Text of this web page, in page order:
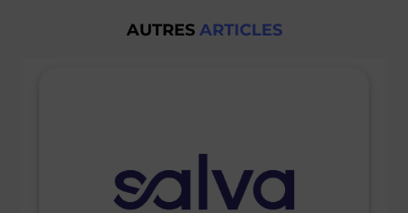
AUTRESARTICLES